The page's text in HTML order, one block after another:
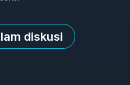
diskusi